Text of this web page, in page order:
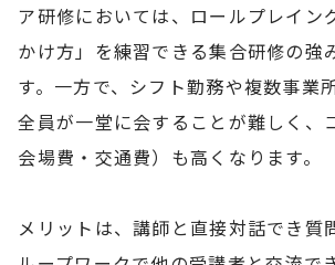
ア研修においては、ロールプレイン
かけ方」を練習できる集合研修の強
す。一方で、シフト勤務や複数事業
全員が一堂に会することが難しく、
会場費・交通費）も高くなります。
メリットは、講師と直接対話でき質